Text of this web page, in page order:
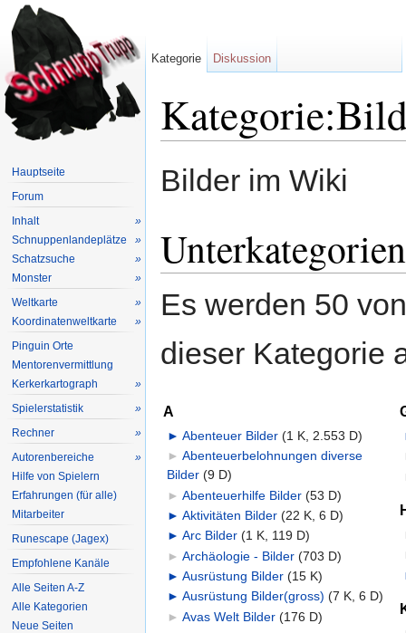
Bilder im Wiki
Unterkategorien
Es werden 50
dieser Kategorie
A
► Abenteuer Bilder‎ (1 K, 2.553 D)
► Abenteuerbelohnungen diverse
Bilder‎ (9 D)
► Abenteuerhilfe Bilder‎ (53 D)
► Aktivitäten Bilder‎ (22 K, 6 D)
► Arc Bilder‎ (1 K, 119 D)
► Archäologie - Bilder‎ (703 D)
► Ausrüstung Bilder‎ (15 K)
► Ausrüstung Bilder(gross) (7 K, 6 D)
► Avas Welt Bilder‎ (176 D)
Kategorie Diskussion
Hauptseite
Forum
Inhalt
»
Schnuppenlandeplätze
»
Schatzsuche
»
Monster
»
Weltkarte
»
Koordinatenweltkarte
»
Pinguin Orte
Mentorenvermittlung
Kerkerkartograph
»
Spielerstatistik
»
Rechner
»
Autorenbereiche
»
Hilfe von Spielern
Erfahrungen (für alle)
Mitarbeiter
Runescape (Jagex)
Empfohlene Kanäle
Alle Seiten A-Z
Alle Kategorien
Neue Seiten